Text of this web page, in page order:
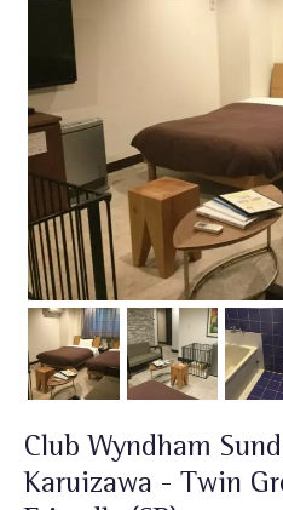
Club Wyndham
Karuizawa - Twin